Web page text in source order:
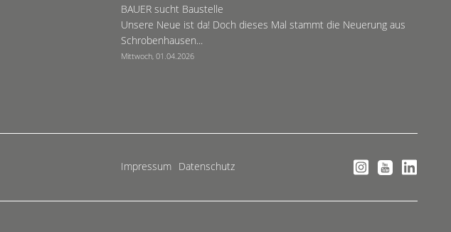
BAUER sucht Baustelle
Unsere Neue ist da! Doch dieses Mal stammt die Neuerung aus
Schrobenhausen...
Mittwoch, 01.04.2026
Impressum Datenschutz